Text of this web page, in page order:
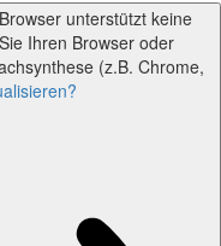
unterstützt keine
Ihren Browser oder
(z.B. Chrome,